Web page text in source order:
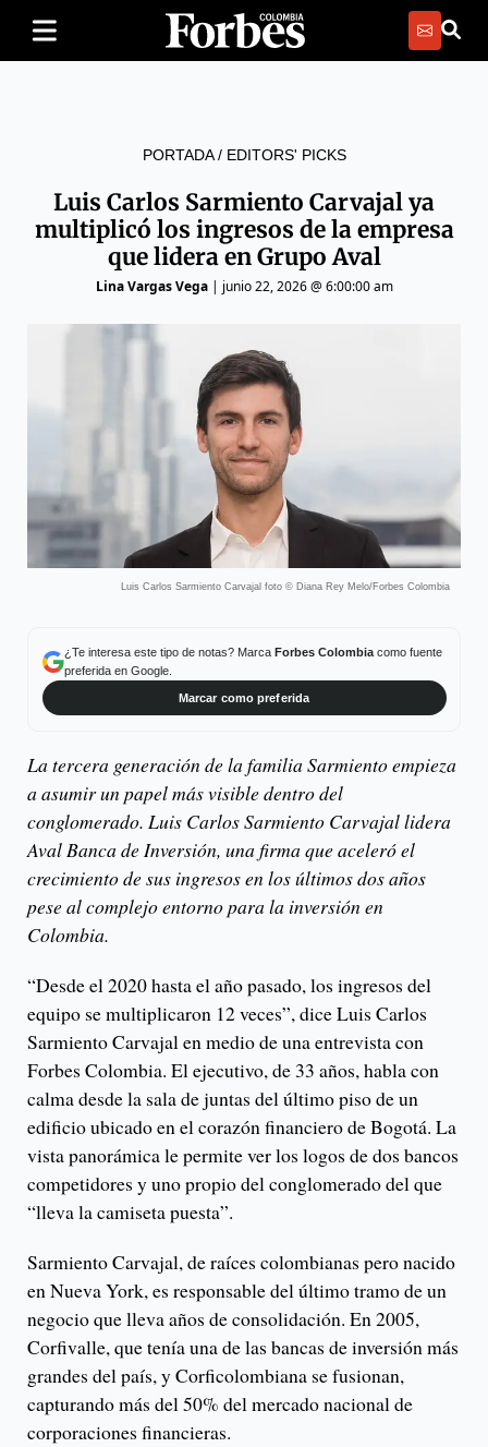
PORTADA/ EDITORS' PICKS
Luis Carlos Sarmiento Carvajal ya
multiplicó los ingresos de la empresa
que lidera en Grupo Aval
Lina Vargas Vega| junio 22, 2026 @ 6:00:00 am
Luis Carlos Sarmiento Carvajal foto © Diana Rey Melo/Forbes Colombia
¿Te interesa este tipo de notas? Marca Forbes Colombiacomo fuente
preferida en Google.
Marcar como preferida
La tercera generación de la familia Sarmiento empieza
a asumir un papel más visible dentro del
conglomerado. Luis Carlos Sarmiento Carvajal lidera
Aval Banca de Inversión, una firma que aceleró el
crecimiento de sus ingresos en los últimos dos años
pese al complejo entorno para la inversión en
Colombia.
“Desde el 2020 hasta el año pasado, los ingresos del
equipo se multiplicaron 12 veces”, dice Luis Carlos
Sarmiento Carvajal en medio de una entrevista con
Forbes Colombia. El ejecutivo, de 33 años, habla con
calma desde la sala de juntas del último piso de un
edificio ubicado en el corazón financiero de Bogotá. La
vista panorámica le permite ver los logos de dos bancos
competidores y uno propio del conglomerado del que
“lleva la camiseta puesta”.
Sarmiento Carvajal, de raíces colombianas pero nacido
en Nueva York, es responsable del último tramo de un
negocio que lleva años de consolidación. En 2005,
Corfivalle, que tenía una de las bancas de inversión más
grandes del país, y Corficolombiana se fusionan,
capturando más del 50% del mercado nacional de
corporaciones financieras.